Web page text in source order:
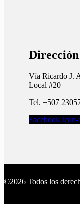
Dirección
Vía Ricardo J.
Local #20
Tel. +507
Facebook Icon-
©2026 Todos los